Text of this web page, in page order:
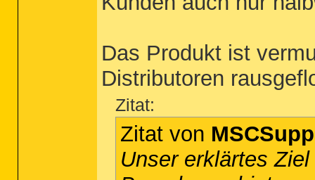
Das Produkt ist
Distributoren
Zitat:
Zitat von
Unser erklärtes